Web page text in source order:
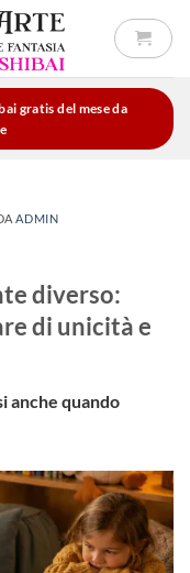
gratis del mese da
ADMIN
diverso:
di unicità e
anche quando